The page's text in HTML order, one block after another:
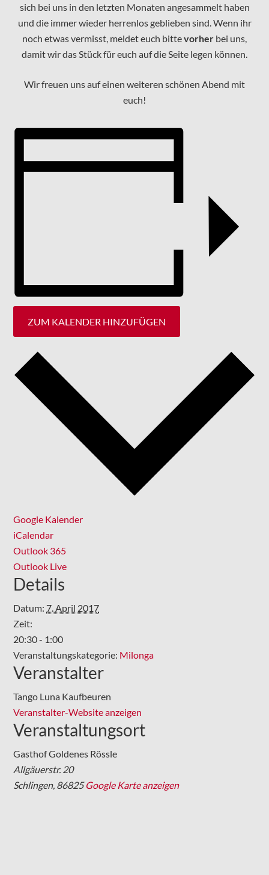
sich bei uns in den letzten Monaten angesammelt haben
und die immer wieder herrenlos geblieben sind. Wenn ihr
noch etwas vermisst, meldet euch bittevorher bei uns,
damit wir das Stück für euch auf die Seite legen können.
Wir freuen uns auf einen weiteren schönen Abend mit
euch!
ZUM KALENDER HINZUFÜGEN
Google Kalender
iCalendar
Outlook 365
Outlook Live
Details
Datum: 7. April 2017
Zeit:
20:30 - 1:00
Veranstaltungskategorie: Milonga
Veranstalter
Tango Luna Kaufbeuren
Veranstalter-Website anzeigen
Veranstaltungsort
Gasthof Goldenes Rössle
Allgäuerstr. 20
Schlingen, 86825 Google Karte anzeigen